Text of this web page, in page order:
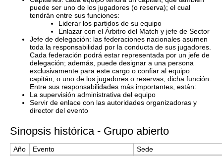
puede ser uno de los jugadores (o reserva); el cual
tendrán entre sus funciones:
Liderar los partidos de su equipo
Enlazar con el Árbitro del Match y jefe de Sector
Jefe de delegación: las federaciones nacionales asumen
toda la responsabilidad por la conducta de sus jugadores.
Cada federación podrá estar representada por un jefe de
delegación; además, puede designar a una persona
exclusivamente para este cargo o confiar al equipo
capitán, o uno de los jugadores o reservas, dicha función.
Entre sus responsabilidades más importantes, están:
La supervisión administrativa del equipo
Servir de enlace con las autoridades organizadoras y
director del evento
Sinopsis histórica - Grupo abierto
Año Evento Sede